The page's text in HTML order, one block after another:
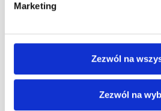
Marketing
Zezwól na
Zezwól na
sezon (często) i bywa areną
hamowaniu do T1. Obydwie rundy
pomaga chłodzićelementyauta i
Ludzie i marki, które